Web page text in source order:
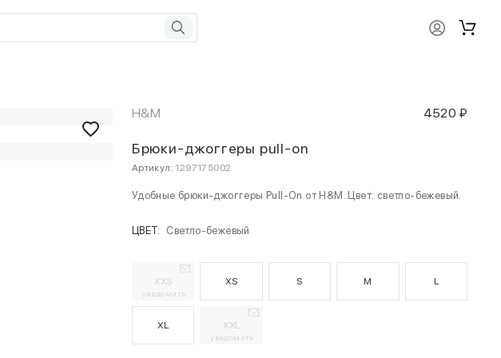
H&M 4520 ₽
Брюки-джоггеры pull-on
Артикул: 1297175002
Удобные брюки-джоггеры Pull-On от H&M. Цвет: светло-бежевый.
ЦВЕТ: Светло-бежевый
XXS
уведомить
XS S M L
XL XXL
уведомить